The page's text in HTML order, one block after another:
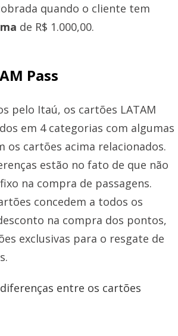
quando o cliente tem
de R$ 1.000,00.
Pass
pelo Itaú, os cartões LATAM
em 4 categorias com algumas
os cartões acima relacionados.
estão no fato de que não
na compra de passagens.
concedem a todos os
na compra dos pontos,
exclusivas para o resgate de
entre os cartões